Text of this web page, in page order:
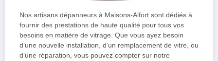
Nos artisans dépanneurs à Maisons-Alfort sont dédiés à
fournir des prestations de haute qualité pour tous vos
besoins en matière de vitrage. Que vous ayez besoin
d’une nouvelle installation, d’un remplacement de vitre, ou
d’une réparation, vous pouvez compter sur notre